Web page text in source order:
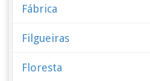
Fábrica
Filgueiras
Floresta